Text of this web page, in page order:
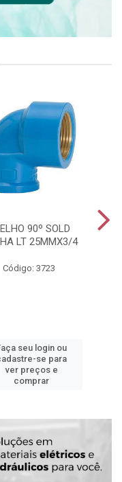
90º SOLD
LT 25MMX3/4
Código: 3723
seu login ou
se para
ver preços e
comprar